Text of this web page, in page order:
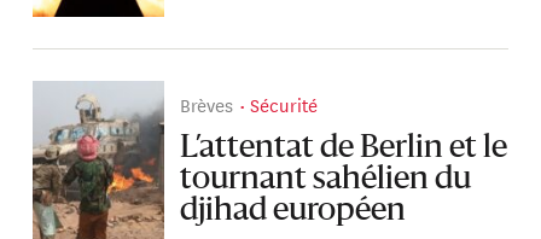
Brèves Sécurité
L’attentat de Berlin et le
tournant sahélien du
djihad européen